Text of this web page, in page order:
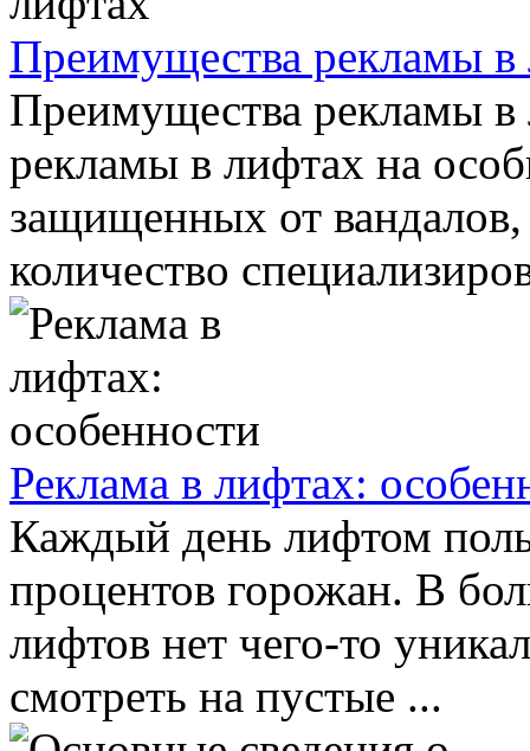
Преимущества рекламы в
Преимущества рекламы в
рекламы в лифтах на
защищенных от
количество
Реклама в лифтах:
Каждый день лифтом
процентов горожан. В
лифтов нет чего-то
смотреть на пустые ...